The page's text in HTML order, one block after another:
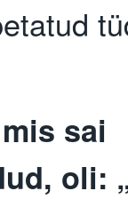
sai
oli: